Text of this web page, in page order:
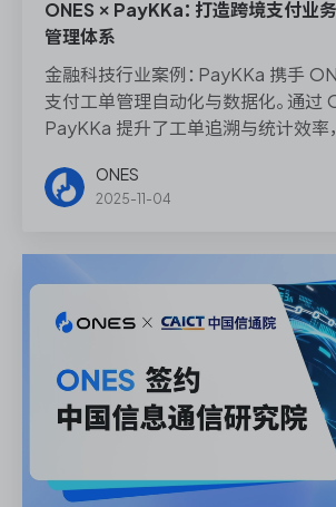
ONES × PayKKa：打造跨境支付业
管理体系
金融科技行业案例：PayKKa 携手
支付工单管理自动化与数据化。通过
PayKKa 提升了工单追溯与统计效率
化协作方案，为金融科技企业的全球
考。
ONES
2025-11-04